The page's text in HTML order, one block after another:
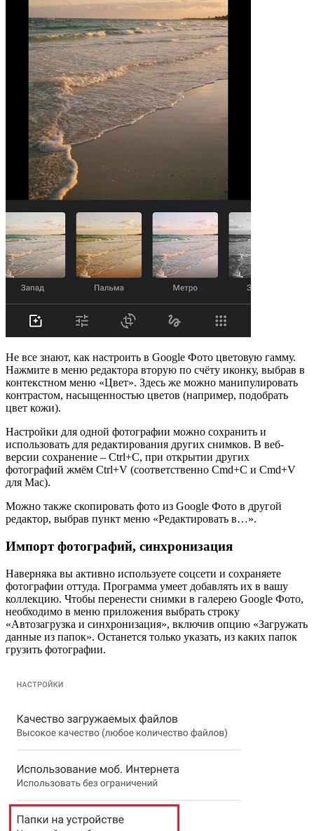
Не все знают, как настроить в Google Фото цветовую гамму.
Нажмите в меню редактора вторую по счёту иконку, выбрав в
контекстном меню «Цвет». Здесь же можно манипулировать
контрастом, насыщенностью цветов (например, подобрать
цвет кожи).
Настройки для одной фотографии можно сохранить и
использовать для редактирования других снимков. В веб-
версии сохранение – Ctrl+C, при открытии других
фотографий жмём Ctrl+V (соответственно Cmd+C и Cmd+V
для Mac).
Можно также скопировать фото из Google Фото в другой
редактор, выбрав пункт меню «Редактировать в…».
Импорт фотографий, синхронизация
Наверняка вы активно используете соцсети и сохраняете
фотографии оттуда. Программа умеет добавлять их в вашу
коллекцию. Чтобы перенести снимки в галерею Google Фото,
необходимо в меню приложения выбрать строку
«Автозагрузка и синхронизация», включив опцию «Загружать
данные из папок». Останется только указать, из каких папок
грузить фотографии.